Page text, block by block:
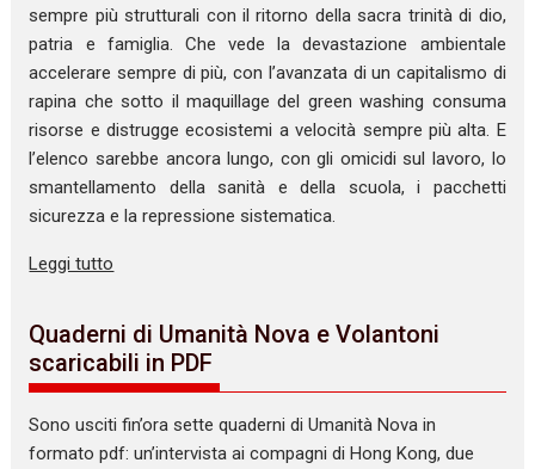
sempre più strutturali con il ritorno della sacra trinità di dio,
patria e famiglia. Che vede la devastazione ambientale
accelerare sempre di più, con l’avanzata di un capitalismo di
rapina che sotto il maquillage del green washing consuma
risorse e distrugge ecosistemi a velocità sempre più alta. E
l’elenco sarebbe ancora lungo, con gli omicidi sul lavoro, lo
smantellamento della sanità e della scuola, i pacchetti
sicurezza e la repressione sistematica.
Leggi tutto
Quaderni di Umanità Nova e Volantoni
scaricabili in PDF
Sono usciti fin’ora sette quaderni di Umanità Nova in
formato pdf: un’intervista ai compagni di Hong Kong, due